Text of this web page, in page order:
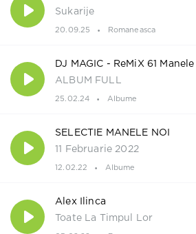
Sukarije
20.09.25 Romaneasca
DJ MAGIC - ReMiX 61
ALBUM FULL
25.02.24 Albume
SELECTIE MANELE NOI
11 Februarie 2022
12.02.22 Albume
Alex Ilinca
Toate La Timpul Lor